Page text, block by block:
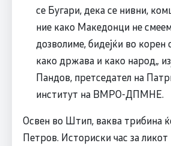
се Бугари, дека се нивни,
ние како Македонци не
дозволиме, бидејќи во
како држава и како народ„
Пандов, претседател на
институт на ВМРО-ДПМНЕ.
Освен во Штип, ваква трибина
Петров. Историски час за ликот